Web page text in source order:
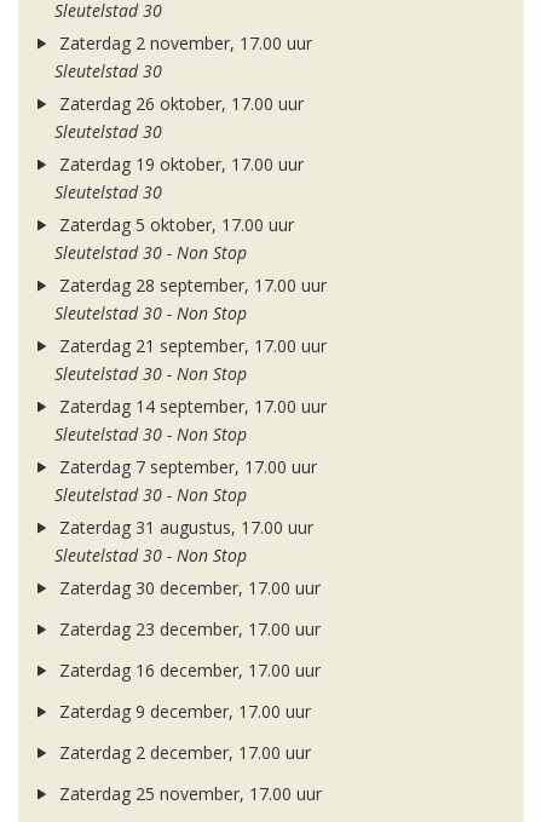
Sleutelstad 30
Zaterdag 2 november, 17.00 uur
Sleutelstad 30
Zaterdag 26 oktober, 17.00 uur
Sleutelstad 30
Zaterdag 19 oktober, 17.00 uur
Sleutelstad 30
Zaterdag 5 oktober, 17.00 uur
Sleutelstad 30 - Non Stop
Zaterdag 28 september, 17.00 uur
Sleutelstad 30 - Non Stop
Zaterdag 21 september, 17.00 uur
Sleutelstad 30 - Non Stop
Zaterdag 14 september, 17.00 uur
Sleutelstad 30 - Non Stop
Zaterdag 7 september, 17.00 uur
Sleutelstad 30 - Non Stop
Zaterdag 31 augustus, 17.00 uur
Sleutelstad 30 - Non Stop
Zaterdag 30 december, 17.00 uur
Zaterdag 23 december, 17.00 uur
Zaterdag 16 december, 17.00 uur
Zaterdag 9 december, 17.00 uur
Zaterdag 2 december, 17.00 uur
Zaterdag 25 november, 17.00 uur